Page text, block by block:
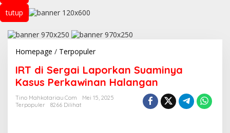
tutup
Homepage / TerpopulerI
T
d
i
S
IRT di Sergai Laporkan Suaminya
Kasus Perkawinan Halangan
Tino Mahkotariau.com
Mei 15, 2025
Terpopuler
8266 Dilihat